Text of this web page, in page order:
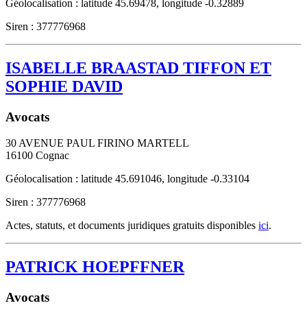
Géolocalisation : latitude 45.69478, longitude -0.32889
Siren : 377776968
ISABELLE BRAASTAD TIFFON ET
SOPHIE DAVID
Avocats
30 AVENUE PAUL FIRINO MARTELL
16100 Cognac
Géolocalisation : latitude 45.691046, longitude -0.33104
Siren : 377776968
Actes, statuts, et documents juridiques gratuits disponibles ici.
PATRICK HOEPFFNER
Avocats